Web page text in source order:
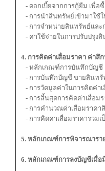
- ดอกเบี้ยจากการกู้ยืม เพื่อ
- การนำสินทรัพย์เข้ามาใช้
- การจำหน่ายสินทรัพย์และ
- ค่าใช้จ่ายในการปรับปรุง
4. การคิดค่าเสื่อมราคา ค่าสึ
- หลักเกณฑ์การบันทึกบัญชี
- การบันทึกบัญชี ขายสินทรั
- การวัดมูลค่าในการคิดค่า
- การสิ้นสุดการคิดค่าเสื่อม
- การคำนวณค่าเสื่อมราคา
- การคิดค่าเสื่อมราคารวมเ
5. หลักเกณฑ์การพิจารณาร
6. หลักเกณฑ์การลงบัญชีเมื่อ